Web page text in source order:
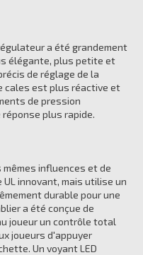
a été grandement
élégante, plus petite et
de réglage de la
cales est plus réactive et
de pression
plus rapide.
mêmes influences et de
innovant, mais utilise un
durable pour une
a été conçue de
joueur un contrôle total
joueurs d'appuyer
Un voyant LED